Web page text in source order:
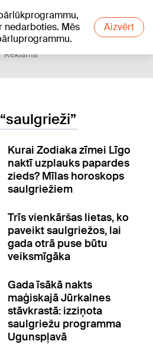
nedarboties. Mēs
Aizvērt
Reklāma
“saulgrieži”
Kurai Zodiaka zīmei Līgo
naktī uzplauks papardes
zieds? Mīlas horoskops
saulgriežiem
Trīs vienkāršas lietas, ko
paveikt saulgriežos, lai
gada otrā puse būtu
veiksmīgāka
Gada īsākā nakts
maģiskajā Jūrkalnes
stāvkrastā: izziņota
saulgriežu programma
Ugunspļavā